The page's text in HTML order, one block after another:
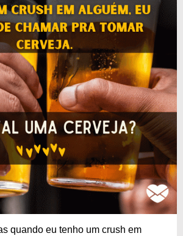
quando eu tenho um crush em